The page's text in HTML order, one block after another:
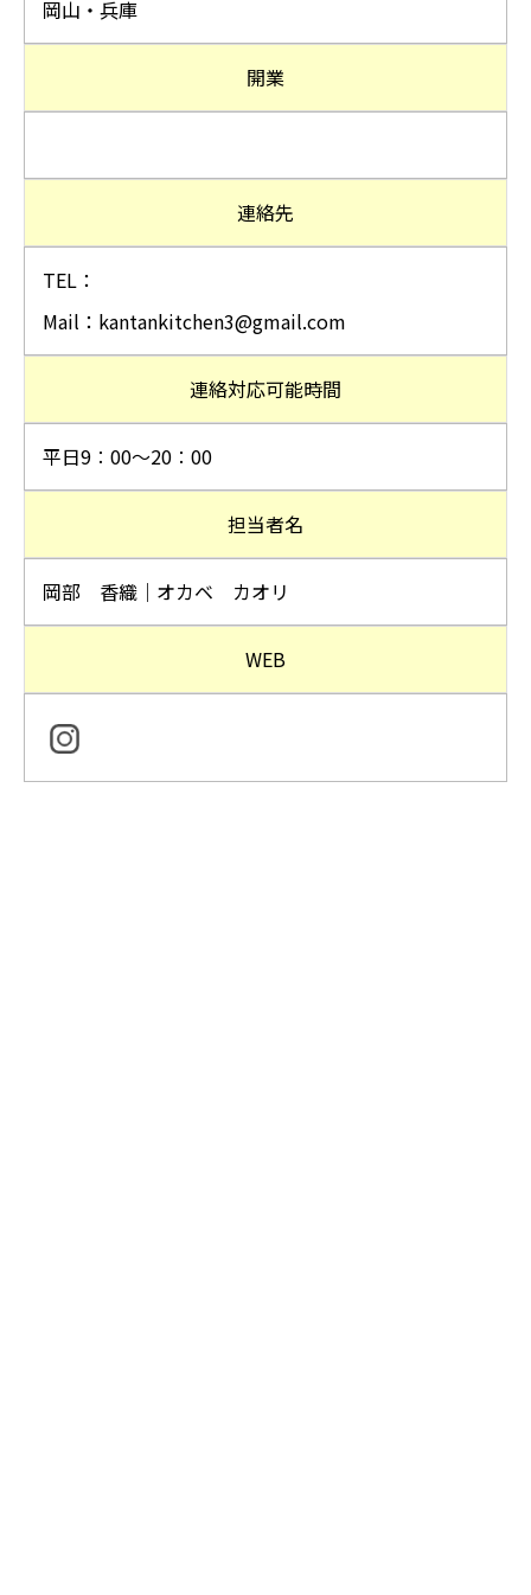
岡山・兵庫
開業
連絡先
TEL：
Mail：kantankitchen3@gmail.com
連絡対応可能時間
平日9∶00〜20∶00
担当者名
岡部 香織｜オカベ カオリ
WEB